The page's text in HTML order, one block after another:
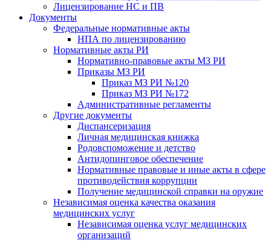
Лицензирование НС и ПВ
Документы
Федеральные нормативные акты
НПА по лицензированию
Нормативные акты РИ
Нормативно-правовые акты МЗ РИ
Приказы МЗ РИ
Приказ МЗ РИ №120
Приказ МЗ РИ №172
Административные регламенты
Другие документы
Диспансеризация
Личная медицинская книжка
Родовспоможение и детство
Антидопинговое обеспечение
Нормативные правовые и иные акты в сфере
противодействия коррупции
Получение медицинской справки на оружие
Независимая оценка качества оказания
медицинских услуг
Независимая оценка услуг медицинскиx
организаций